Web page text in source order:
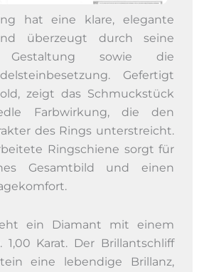
hat eine klare, elegante
überzeugt durch seine
Gestaltung sowie die
Gefertigt
zeigt das Schmuckstück
Farbwirkung, die den
des Rings unterstreicht.
Ringschiene sorgt für
Gesamtbild und einen
ein Diamant mit einem
1,00 Karat. Der Brillantschliff
eine lebendige Brillanz,